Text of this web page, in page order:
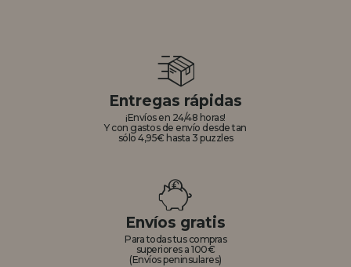
Entregas rápidas
¡Envíos en 24/48 horas!
Y con gastos de envío desde tan
sólo 4,95€ hasta 3 puzzles
Envíos gratis
Para todas tus compras
superiores a 100€
(Envíos peninsulares)